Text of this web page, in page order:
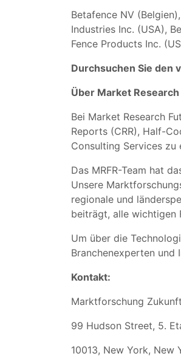
Betafence NV
Industries Inc. (USA),
Fence Products Inc.
Durchsuchen Sie den
Über Market
Bei Market Research
Reports (CRR), Half-
Consulting Services zu
Das MRFR-Team hat
Unsere
regionale und
beiträgt, alle wichtigen
Um über die
Branchenexperten und
Kontakt:
Marktforschung
99 Hudson Street, 5.
10013, New York, New